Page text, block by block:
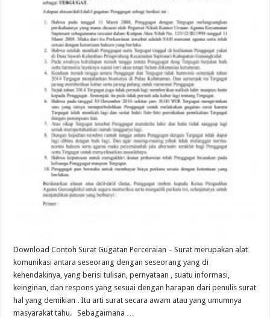
Download Contoh Surat Gugatan Perceraian – Surat merupakan alat
komunikasi antara seseorang dengan seseorang yang di
kehendakinya, yang berisi tulisan, pernyataan , suatu informasi,
keinginan, dan respons yang sesuai dengan harapan dari penulis surat
hal yang demikian . Itu arti surat secara awam atau yang umumnya
masyarakat tahu. Sebagaimana …